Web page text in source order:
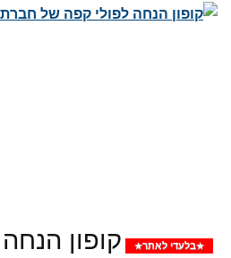
בלעדי לאתר
קופון